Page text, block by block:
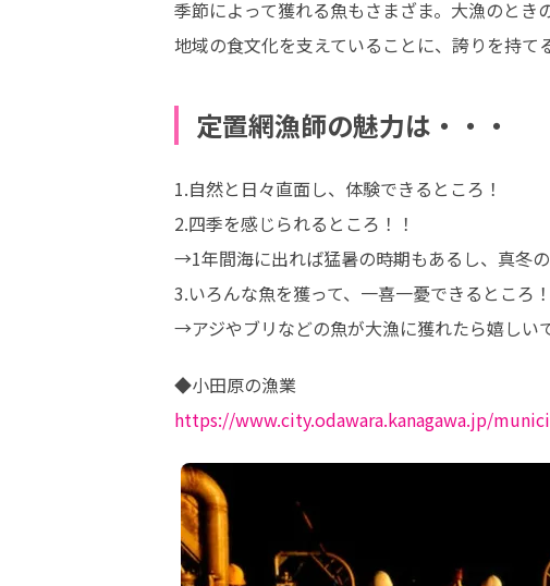
季節によって獲れる魚もさまざま。大漁のとき
地域の食文化を支えていることに、誇りを持て
定置網漁師の魅力は・・・
1.自然と日々直面し、体験できるところ！
2.四季を感じられるところ！！
→1年間海に出れば猛暑の時期もあるし、真冬
3.いろんな魚を獲って、一喜一憂できるところ
→アジやブリなどの魚が大漁に獲れたら嬉しいで
https://www.city.odawara.kanagawa.jp/